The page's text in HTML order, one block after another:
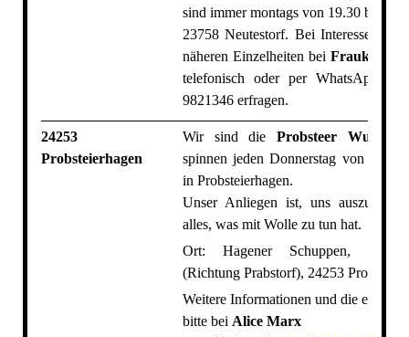
sind immer montags von 19.30 bis
23758 Neutestorf. Bei Interesse
näheren Einzelheiten bei Frauke
telefonisch oder per WhatsApp
9821346 erfragen.
24253
Probsteierhagen
Wir sind dieProbsteer Wull-
spinnen jeden Donnerstag von 18.00
in Probsteierhagen.
Unser Anliegen ist, uns
alles, was mit Wolle zu tun hat.
Ort: Hagener Schuppen,
(Richtung Prabstorf), 24253
Weitere Informationen und die erste
bitte bei Alice Marx